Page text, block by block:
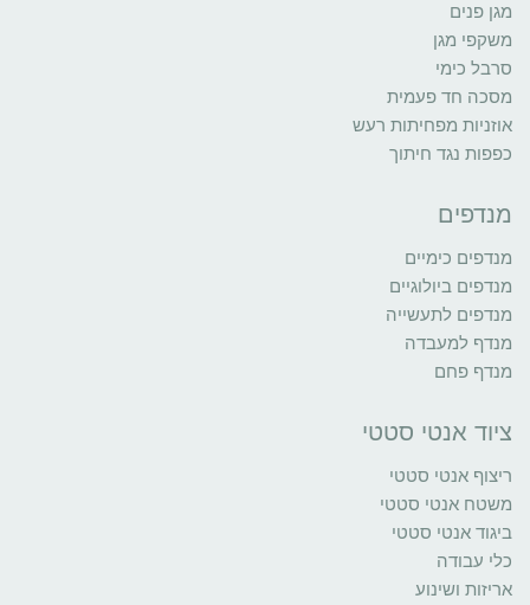
מגן פנים
משקפי מגן
סרבל כימי
מסכה חד פעמית
אוזניות מפחיתות רעש
כפפות נגד חיתוך
מנדפים
מנדפים כימיים
מנדפים ביולוגיים
מנדפים לתעשייה
מנדף למעבדה
מנדף פחם
ציוד אנטי סטטי
ריצוף אנטי סטטי
משטח אנטי סטטי
ביגוד אנטי סטטי
כלי עבודה
אריזות ושינוע